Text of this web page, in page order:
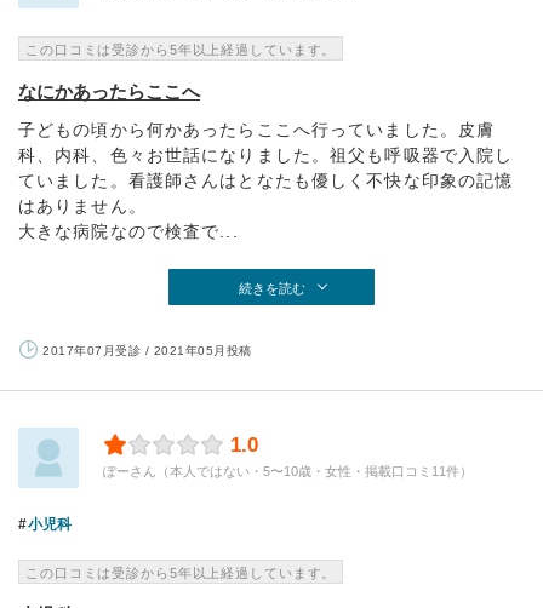
この口コミは受診から5年以上経過しています。
なにかあったらここへ
子どもの頃から何かあったらここへ行っていました。皮膚
科、内科、色々お世話になりました。祖父も呼吸器で入院し
ていました。看護師さんはとなたも優しく不快な印象の記憶
はありません。
大きな病院なので検査で...
続きを読む
2017年07月受診 / 2021年05月投稿
1.0
ぽーさん（本人ではない・5〜10歳・女性・掲載口コミ11件）
小児科
この口コミは受診から5年以上経過しています。